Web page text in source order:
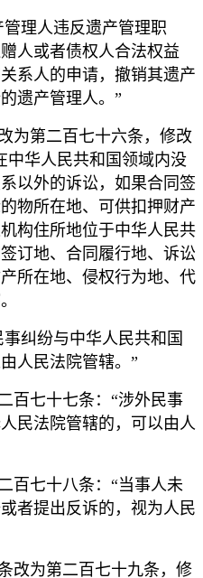
理人违反遗产管理职
人或者债权人合法权益
系人的申请，撤销其遗产
遗产管理人。”
为第二百七十六条，修改
中华人民共和国领域内没
以外的诉讼，如果合同签
物所在地、可供扣押财产
构住所地位于中华人民共
订地、合同履行地、诉讼
所在地、侵权行为地、代
纠纷与中华人民共和国
人民法院管辖。”
百七十七条：“涉外民事
民法院管辖的，可以由人
百七十八条：“当事人未
者提出反诉的，视为人民
改为第二百七十九条，修